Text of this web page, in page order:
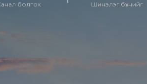
болгох Шинэлэг бүхнийг